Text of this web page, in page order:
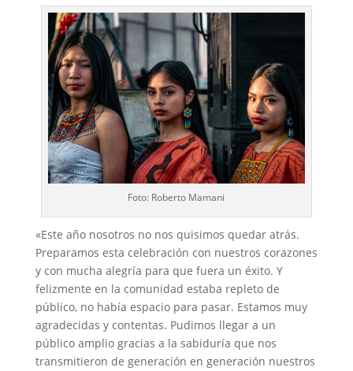
Foto: Roberto Mamani
«Este año nosotros no nos quisimos quedar atrás.
Preparamos esta celebración con nuestros corazones
y con mucha alegría para que fuera un éxito. Y
felizmente en la comunidad estaba repleto de
público, no había espacio para pasar. Estamos muy
agradecidas y contentas. Pudimos llegar a un
público amplio gracias a la sabiduría que nos
transmitieron de generación en generación nuestros